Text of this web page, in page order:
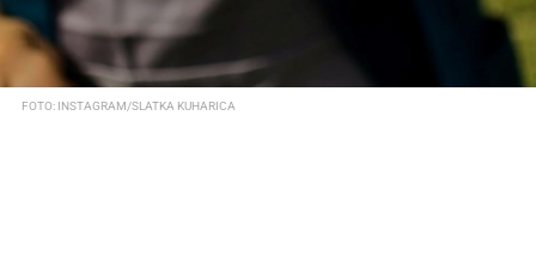
FOTO: INSTAGRAM/SLATKA KUHARICA